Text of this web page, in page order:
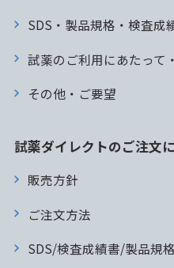
SDS・製品規格・検査成
試薬のご利用にあたって
その他・ご要望
試薬ダイレクトのご注文
販売方針
ご注文方法
SDS/検査成績書/製品規